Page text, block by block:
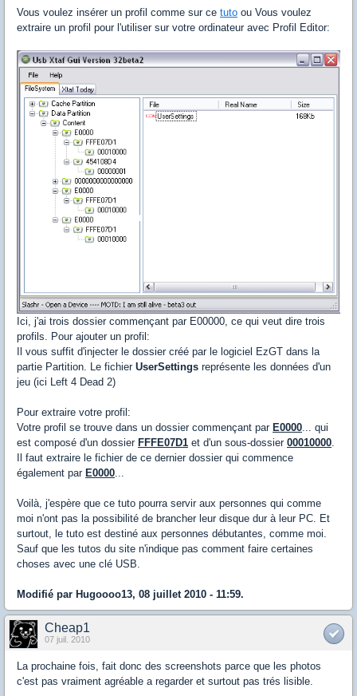
Vous voulez insérer un profil comme sur ce tuto ou Vous voulez
extraire un profil pour l'utiliser sur votre ordinateur avec Profil Editor:
Ici, j'ai trois dossier commençant par E00000, ce qui veut dire trois
profils. Pour ajouter un profil:
Il vous suffit d'injecter le dossier créé par le logiciel EzGT dans la
partie Partition. Le fichier UserSettings représente les données d'un
jeu (ici Left 4 Dead 2)
Pour extraire votre profil:
Votre profil se trouve dans un dossier commençant par E0000... qui
est composé d'un dossier FFFE07D1 et d'un sous-dossier 00010000.
Il faut extraire le fichier de ce dernier dossier qui commence
également par E0000...
Voilà, j'espère que ce tuto pourra servir aux personnes qui comme
moi n'ont pas la possibilité de brancher leur disque dur à leur PC. Et
surtout, le tuto est destiné aux personnes débutantes, comme moi.
Sauf que les tutos du site n'indique pas comment faire certaines
choses avec une clé USB.
Modifié par Hugoooo13, 08 juillet 2010 - 11:59.
Cheap1
07 juil. 2010
La prochaine fois, fait donc des screenshots parce que les photos
c'est pas vraiment agréable a regarder et surtout pas trés lisible.